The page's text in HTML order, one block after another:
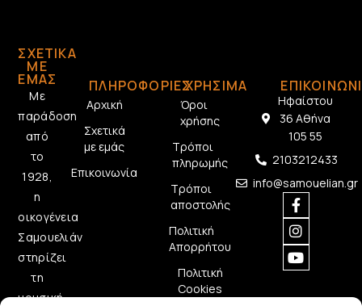
ΣΧΕΤΙΚΆ
ΜΕ
ΕΜΆΣ
Με
παράδοση
από
το
1928,
η
οικογένεια
Σαμουελιάν
στηρίζει
τη
μουσική
ΠΛΗΡΟΦΟΡΙΕΣ
Αρχική
Σχετικά
με εμάς
Επικοινωνία
ΧΡΗΣΙΜΑ
Όροι
χρήσης
Τρόποι
πληρωμής
Τρόποι
αποστολής
Πολιτική
Απορρήτου
Πολιτική
Cookies
Ηφαίστου
36 Αθήνα
105 55
2103212433
info@samouelian.gr